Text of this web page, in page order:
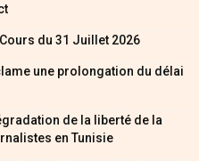
du 31 Juillet 2026
une prolongation du délai
de la liberté de la
en Tunisie